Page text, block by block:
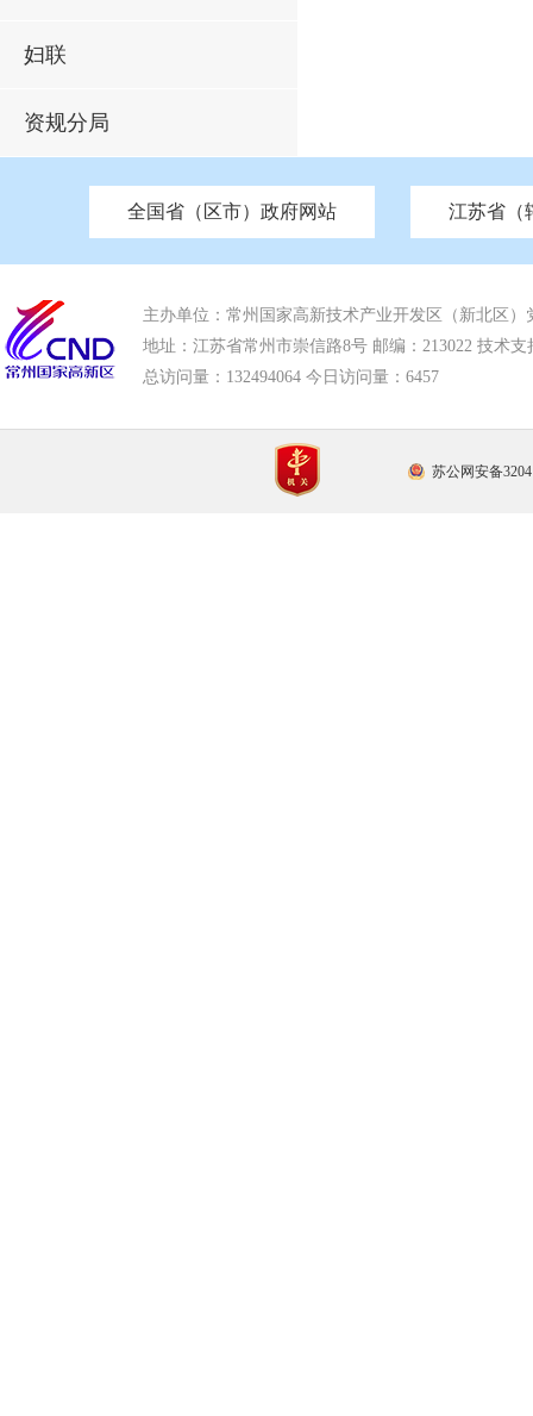
妇联
资规分局
全国省（区市）政府网站
北京 天津 重庆 河南 河北 山西
江苏省（
中国江苏 南京市政府 苏州市政府 无锡
市发改委 市工信局 市教育局 市科技局 市
市应急管理局 市审计局 市外事办 市生态
主办单位：常州国家高新技术产业开发区（新北区）
地址：江苏省常州市崇信路8号 邮编：213022 技术支
总访问量： 132494064 今日访问量： 6457
苏公网安备